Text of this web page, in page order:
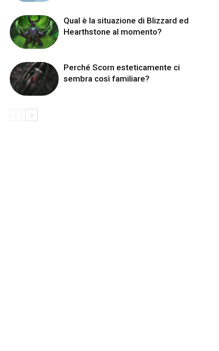
Qual è la situazione di Blizzard ed
Hearthstone al momento?
Perché Scorn esteticamente ci
sembra così familiare?